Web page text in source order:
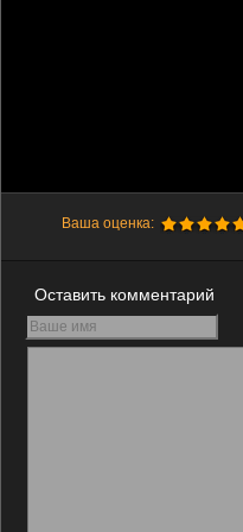
Ваша оценка:
Оставить комментарий